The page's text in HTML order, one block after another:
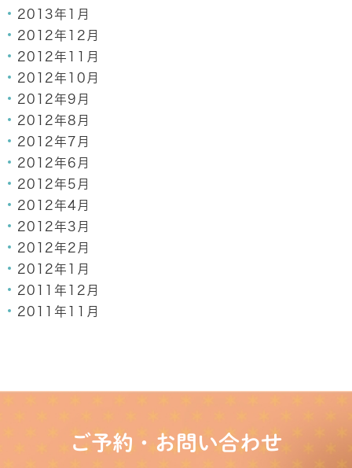
2013年1月
2012年12月
2012年11月
2012年10月
2012年9月
2012年8月
2012年7月
2012年6月
2012年5月
2012年4月
2012年3月
2012年2月
2012年1月
2011年12月
2011年11月
ご予約・お問い合わせ